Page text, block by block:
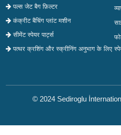
पल्स जेट बैग फ़िल्टर
कंक्रीट बैचिंग प्लांट मशीन
सीमेंट स्पेयर पार्ट्स
पत्थर क्रशिंग और स्क्रीनिंग अनुभाग के लिए
© 2024 Sediroglu